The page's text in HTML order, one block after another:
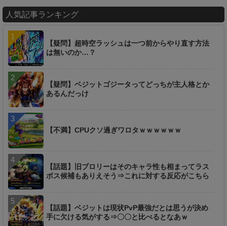
人気記事ランキング
【疑問】超時空ラッシュは一つ前からやり直す方法
は無いのか…？
【疑問】ベジットゴジータってどっちが主人格とか
あるんだっけ
【不満】CPUクソ過ぎワロタｗｗｗｗｗｗ
【話題】旧ブロリーはそのキャラ性も相まってラス
ボス候補もありえそう⇒これに対する反応がこちら
【話題】ベジットは現状PvP最強だとは思うが決め
手に欠ける気がする⇒〇〇と比べるとなあｗ